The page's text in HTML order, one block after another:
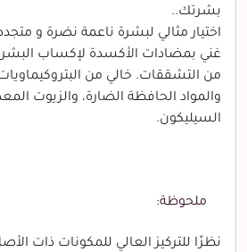
بشرتك..
اختيار مثالي لبشرة ناعمة نضرة و
غني بمضادات الأكسدة لإكساب البشرة
من التشققات. خالي من البتروكيماويات،
والمواد الحافظة الضارة، والزيوت
السيليكون.
ملحوظة:
نظرًا للتركيز العالي للمكونات ذات